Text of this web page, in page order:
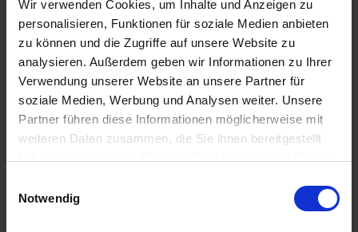
Wir verwenden Cookies, um Inhalte und Anzeigen zu
personalisieren, Funktionen für soziale Medien anbieten
zu können und die Zugriffe auf unsere Website zu
analysieren. Außerdem geben wir Informationen zu Ihrer
Verwendung unserer Website an unsere Partner für
soziale Medien, Werbung und Analysen weiter. Unsere
Partner führen diese Informationen möglicherweise mit
weiteren Daten zusammen, die Sie ihnen bereitgestellt
Notwendig
Inkl. Bordguthaben All-Inclusive Wi-Fi
SUITE ab €12.530,-
Zum Angebot
EXPLORA III » 15 Tage Nordische
Entdeckungsreise: Kultur und Natur im
02. SEP 2026
VON KOPENHAGEN